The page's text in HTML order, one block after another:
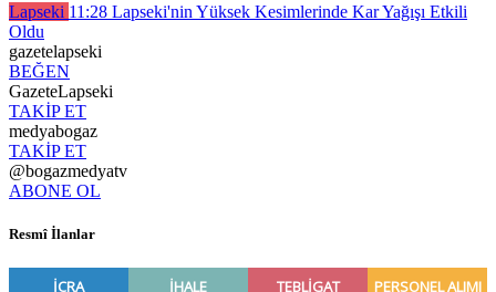
Lapseki 11:28 Lapseki'nin Yüksek Kesimlerinde Kar Yağışı Etkili
Oldu
gazetelapseki
BEĞEN
GazeteLapseki
TAKİP ET
medyabogaz
TAKİP ET
@bogazmedyatv
ABONE OL
Resmî İlanlar